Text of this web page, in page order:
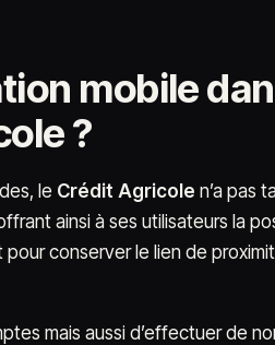
mobile
?
le Crédit Agricole n’a pas
ainsi à ses utilisateurs la
conserver le lien de
mais aussi d’effectuer de